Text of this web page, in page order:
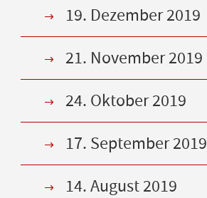
19. Dezember 2019
21. November 2019
24. Oktober 2019
17. September 2019
14. August 2019